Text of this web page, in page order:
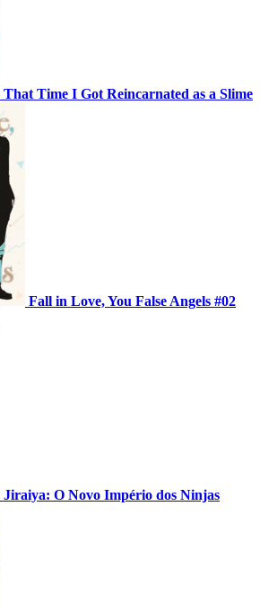
That Time I Got Reincarnated as a Slime
Fall in Love, You False Angels #02
Jiraiya: O Novo Império dos Ninjas